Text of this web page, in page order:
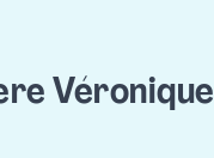
Véronique